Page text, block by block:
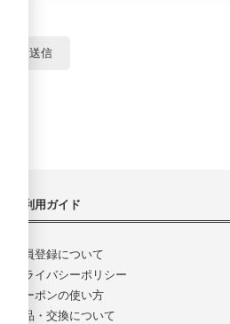
ご利用ガイド
会員登録について
プライバシーポリシー
クーポンの使い方
返品・交換について